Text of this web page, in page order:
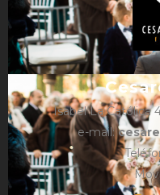
Isabel La Católica
e-mail: